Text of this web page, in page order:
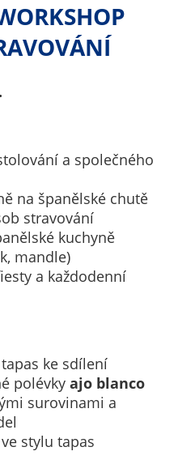
a společného
na španělské chutě
stravování
kuchyně
mandle)
a každodenní
ke sdílení
polévky ajo blanco
surovinami a
stylu tapas
Analytické
cookies nám
umožňují
reklamních
kampaní.
Jejich pomocí
určujeme
počet návštěv
a zdroje
návštěv našich
internetových
těchto
cookies
zpracováváme
použití